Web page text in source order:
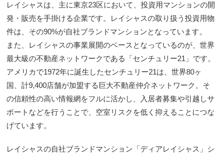
レイシャスは、主に東京23区において、投資用マンションの開
発・販売を手掛ける企業です。レイシャスの取り扱う投資用物
件は、その90%が自社ブランドマンションとなっています。
また、レイシャスの事業展開のベースとなっているのが、世界
最大級の不動産ネットワークである「センチュリー21」です。
アメリカで1972年に誕生したセンチュリー21は、世界80ヶ
国、計9,400店舗が加盟する巨大不動産仲介ネットワーク。そ
の信頼性の高い情報網をフルに活かし、入居者募集や引越しサ
ポートなどを行うことで、空室リスクを低く抑えることにつな
げています。
レイシャスの自社ブランドマンション「ディアレイシャス」シ